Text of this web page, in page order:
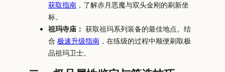
获取指南 ，了解赤月恶魔与双头金刚的刷新坐
标。
祖玛寺庙： 获取祖玛系列装备的最佳地点。结
合 极速升级指南 ，在练级的过程中顺便刷取极
品祖玛卫士。